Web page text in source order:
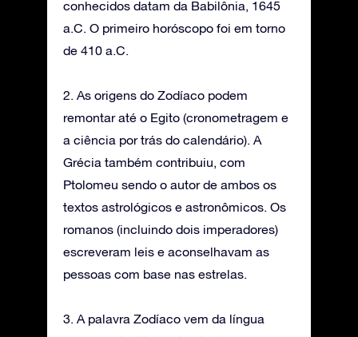
conhecidos datam da Babilônia, 1645
a.C. O primeiro horóscopo foi em torno
de 410 a.C.
2. As origens do Zodíaco podem
remontar até o Egito (cronometragem e
a ciência por trás do calendário). A
Grécia também contribuiu, com
Ptolomeu sendo o autor de ambos os
textos astrológicos e astronômicos. Os
romanos (incluindo dois imperadores)
escreveram leis e aconselhavam as
pessoas com base nas estrelas.
3. A palavra Zodíaco vem da língua